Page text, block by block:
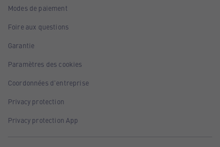
Modes de paiement
Foire aux questions
Garantie
Paramètres des cookies
Coordonnées d'entreprise
Privacy protection
Privacy protection App